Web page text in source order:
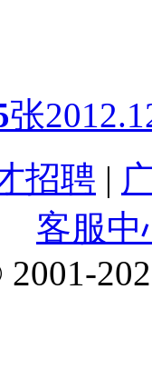
张
招聘 |
客服中